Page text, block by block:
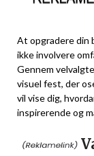
At opgradere din
ikke involvere
Gennem
visuel fest, der
vil vise dig,
inspirerende og